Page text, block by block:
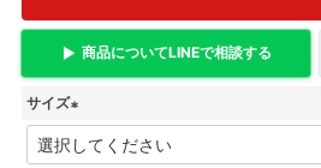
商品についてLINEで相談する
サイズ
必